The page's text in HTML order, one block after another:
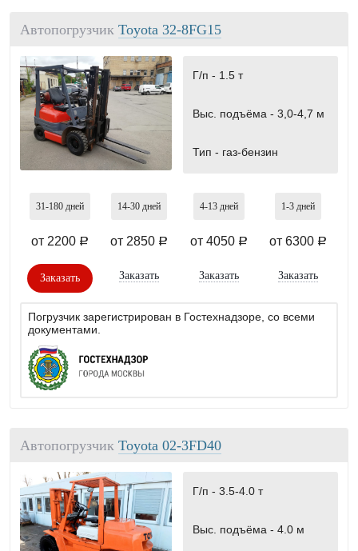
Автопогрузчик Toyota 32-8FG15
Г/п - 1.5 т
Выс. подъёма - 3,0-4,7 м
Тип - газ-бензин
31-180 дней
от 2200 a
Заказать
14-30 дней
от 2850 a
Заказать
4-13 дней
от 4050 a
Заказать
1-3 дней
от 6300 a
Заказать
Погрузчик зарегистрирован в Гостехнадзоре, со всеми
документами.
Автопогрузчик Toyota 02-3FD40
Г/п - 3.5-4.0 т
Выс. подъёма - 4.0 м